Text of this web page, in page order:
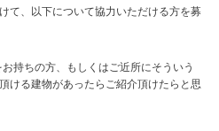
て、以下について協力いただける方を募
持ちの方、もしくはご近所にそういう
ける建物があったらご紹介頂けたらと思